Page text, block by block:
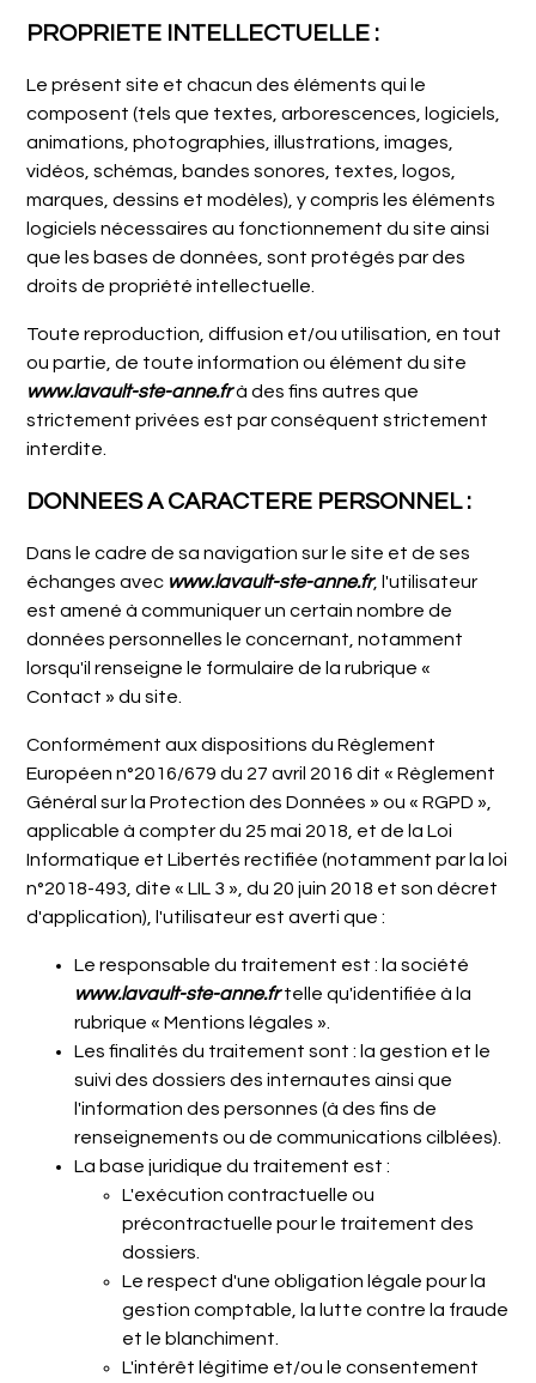
PROPRIETE INTELLECTUELLE :
Le présent site et chacun des éléments qui le
composent (tels que textes, arborescences, logiciels,
animations, photographies, illustrations, images,
vidéos, schémas, bandes sonores, textes, logos,
marques, dessins et modèles), y compris les éléments
logiciels nécessaires au fonctionnement du site ainsi
que les bases de données, sont protégés par des
droits de propriété intellectuelle.
Toute reproduction, diffusion et/ou utilisation, en tout
ou partie, de toute information ou élément du site
www.lavault-ste-anne.frà des fins autres que
strictement privées est par conséquent strictement
interdite.
DONNEES A CARACTERE PERSONNEL :
Dans le cadre de sa navigation sur le site et de ses
échanges avec www.lavault-ste-anne.fr, l'utilisateur
est amené à communiquer un certain nombre de
données personnelles le concernant, notamment
lorsqu'il renseigne le formulaire de la rubrique «
Contact » du site.
Conformément aux dispositions du Règlement
Européen n°2016/679 du 27 avril 2016 dit « Règlement
Général sur la Protection des Données » ou « RGPD »,
applicable à compter du 25 mai 2018, et de la Loi
Informatique et Libertés rectifiée (notamment par la loi
n°2018-493, dite « LIL 3 », du 20 juin 2018 et son décret
d'application), l'utilisateur est averti que :
Le responsable du traitement est : la société
www.lavault-ste-anne.frtelle qu'identifiée à la
rubrique « Mentions légales ».
Les finalités du traitement sont : la gestion et le
suivi des dossiers des internautes ainsi que
l'information des personnes (à des fins de
renseignements ou de communications cilblées).
La base juridique du traitement est :
L'exécution contractuelle ou
précontractuelle pour le traitement des
dossiers.
Le respect d'une obligation légale pour la
gestion comptable, la lutte contre la fraude
et le blanchiment.
L'intérêt légitime et/ou le consentement